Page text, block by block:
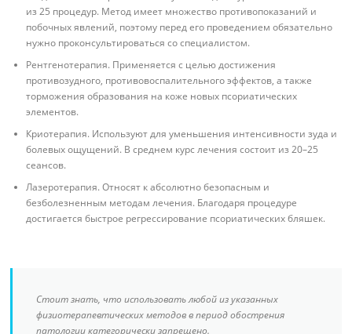
из 25 процедур. Метод имеет множество противопоказаний и
побочных явлений, поэтому перед его проведением обязательно
нужно проконсультироваться со специалистом.
Рентгенотерапия. Применяется с целью достижения
противозудного, противовоспалительного эффектов, а также
торможения образования на коже новых псориатических
элементов.
Криотерапия. Используют для уменьшения интенсивности зуда и
болевых ощущений. В среднем курс лечения состоит из 20–25
сеансов.
Лазеротерапия. Относят к абсолютно безопасным и
безболезненным методам лечения. Благодаря процедуре
достигается быстрое регрессирование псориатических бляшек.
Стоит знать, что использовать любой из указанных
физиотерапевтических методов в период обострения
патологии категорически запрещено.